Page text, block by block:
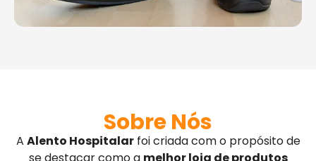
Sobre Nós
A Alento Hospitalarfoi criada com o propósito de